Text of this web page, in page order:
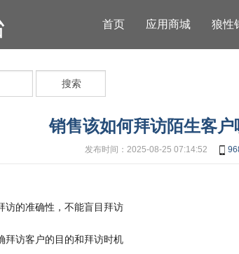
首页 应用商城 狼性
搜索
销售该如何拜访陌生客户
发布时间：2025-08-25 07:14:52
访的准确性，不能盲目拜访
拜访客户的目的和拜访时机